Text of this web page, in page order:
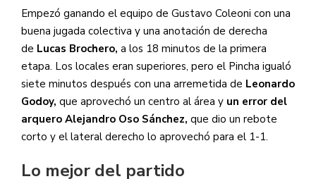
Empezó ganando el equipo de Gustavo Coleoni con una
buena jugada colectiva y una anotación de derecha
de Lucas Brochero, a los 18 minutos de la primera
etapa. Los locales eran superiores, pero el Pincha igualó
siete minutos después con una arremetida de Leonardo
Godoy, que aprovechó un centro al área y un error del
arquero Alejandro Oso Sánchez, que dio un rebote
corto y el lateral derecho lo aprovechó para el 1-1.
Lo mejor del partido